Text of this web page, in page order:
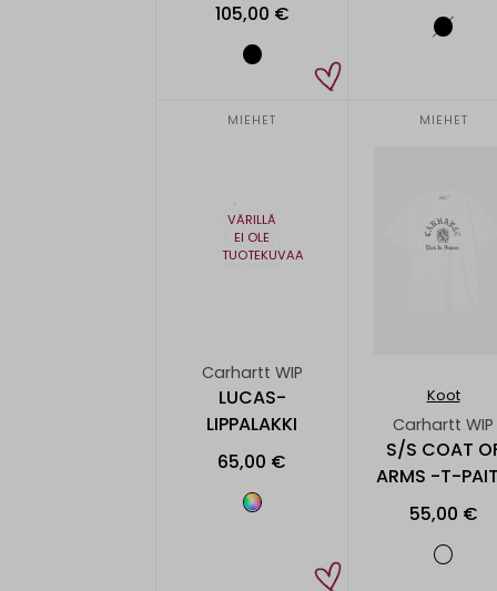
105,00 €
MIEHET
VÄRILLÄ
EI OLE
TUOTEKUVAA
Carhartt WIP
LUCAS-
LIPPALAKKI
65,00 €
MIEHET
Koot
Carhartt WIP
S/S COAT
ARMS -T-
55,00 €